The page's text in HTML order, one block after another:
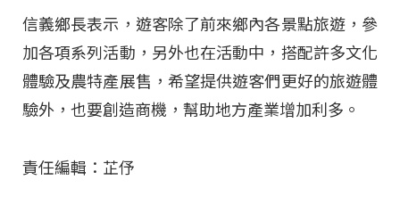
信義鄉長表示，遊客除了前來鄉內各景點旅遊，參
加各項系列活動，另外也在活動中，搭配許多文化
體驗及農特產展售，希望提供遊客們更好的旅遊體
驗外，也要創造商機，幫助地方產業增加利多。
責任編輯：芷伃